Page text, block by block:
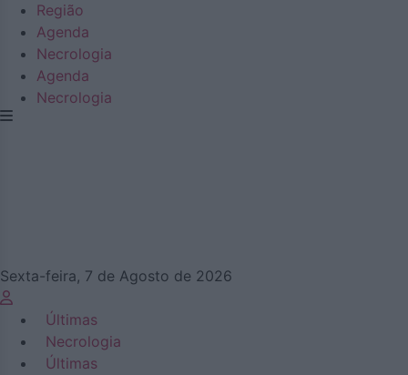
Região
Agenda
Necrologia
Agenda
Necrologia
Sexta-feira, 7 de Agosto de 2026
Últimas
Necrologia
Últimas